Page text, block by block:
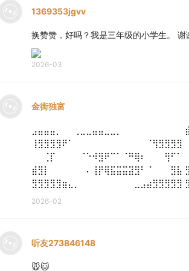
1369353jgvv
换赞赞，好吗？我是三年级的小学生。 谢
2026-03
金街独富
⣠⣤⣤⣤⡀⠀⠀⢀⣀⣀⣤⣤⣀⣀⡀⠀⠀⠀⠀⠀⠀⠀⠀⠀
⢸⣻⣻⣻⣻⠟⠁⠀⠀⠀⠀⠀⠀⠀⠀⠀⠀⠀⠀⠈⢻⣻⣻⣻⣻
⣾⣻⡇⠀⠀⠀⠀⠀⠀⠄⢸⡟⢿⣯⣭⣭⣽⣻⠃⠈⠀⠀⠀⣻⣧
⣻⣻⣻⣻⣻⣶⣄⡀⠀⠀⠀⠀⠀⠀⠀⠀⠀⣀⣠⣴⣻⣻⣻⣻⣻
2026-02
听友273846148
🐭🐱